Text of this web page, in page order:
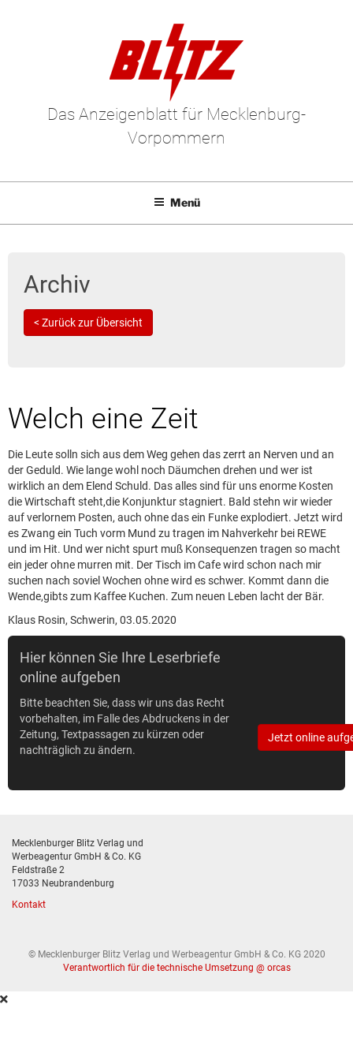
Das Anzeigenblatt für Mecklenburg-
Vorpommern
Menü
Leserbriefe lesen
Kontakt
Archiv
< Zurück zur Übersicht
Welch eine Zeit
Die Leute solln sich aus dem Weg gehen das zerrt an Nerven und an
der Geduld. Wie lange wohl noch Däumchen drehen und wer ist
wirklich an dem Elend Schuld. Das alles sind für uns enorme Kosten
die Wirtschaft steht,die Konjunktur stagniert. Bald stehn wir wieder
auf verlornem Posten, auch ohne das ein Funke explodiert. Jetzt wird
es Zwang ein Tuch vorm Mund zu tragen im Nahverkehr bei REWE
und im Hit. Und wer nicht spurt muß Konsequenzen tragen so macht
ein jeder ohne murren mit. Der Tisch im Cafe wird schon nach mir
suchen nach soviel Wochen ohne wird es schwer. Kommt dann die
Wende,gibts zum Kaffee Kuchen. Zum neuen Leben lacht der Bär.
Klaus Rosin, Schwerin, 03.05.2020
Hier können Sie Ihre Leserbriefe
online aufgeben
Bitte beachten Sie, dass wir uns das Recht
vorbehalten, im Falle des Abdruckens in der
Zeitung, Textpassagen zu kürzen oder
nachträglich zu ändern.
Jetzt online
Mecklenburger Blitz Verlag und
Werbeagentur GmbH & Co. KG
Feldstraße 2
17033 Neubrandenburg
Kontakt
© Mecklenburger Blitz Verlag und Werbeagentur GmbH & Co. KG 2020
Verantwortlich für die technische Umsetzung @ orcas